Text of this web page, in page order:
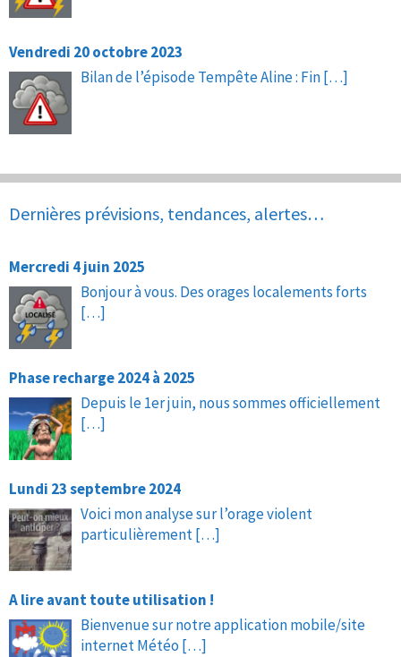
Vendredi 20 octobre 2023
Bilan de l’épisode Tempête Aline : Fin[…]
Dernières prévisions, tendances, alertes…
Mercredi 4 juin 2025
Bonjour à vous. Des orages localements forts
[…]
Phase recharge 2024 à 2025
Depuis le 1er juin, nous sommes officiellement
[…]
Lundi 23 septembre 2024
Voici mon analyse sur l’orage violent
particulièrement[…]
A lire avant toute utilisation !
Bienvenue sur notre application mobile/site
internet Météo […]